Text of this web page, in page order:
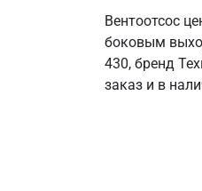
Вентоотсос
боковым
430, бренд
заказ и в